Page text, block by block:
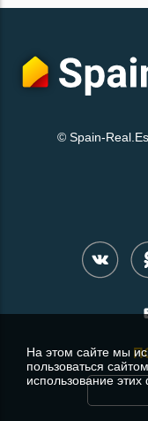
© Spain-
На этом сайте мы
пользоваться
использование